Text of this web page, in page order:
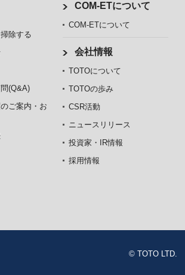
除する
(Q&A)
ご案内・お
COM-ETについて
COM-ETについて
会社情報
TOTOについて
TOTOの歩み
CSR活動
ニュースリリース
投資家・IR情報
採用情報
© TOTO LTD.